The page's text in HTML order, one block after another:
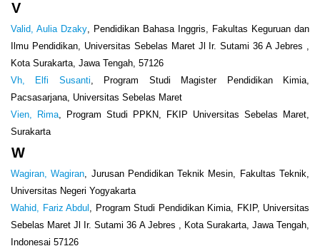
V
Valid, Aulia Dzaky, Pendidikan Bahasa Inggris, Fakultas Keguruan dan
Ilmu Pendidikan, Universitas Sebelas Maret Jl Ir. Sutami 36 A Jebres ,
Kota Surakarta, Jawa Tengah, 57126
Vh, Elfi Susanti, Program Studi Magister Pendidikan Kimia,
Pacsasarjana, Universitas Sebelas Maret
Vien, Rima, Program Studi PPKN, FKIP Universitas Sebelas Maret,
Surakarta
W
Wagiran, Wagiran, Jurusan Pendidikan Teknik Mesin, Fakultas Teknik,
Universitas Negeri Yogyakarta
Wahid, Fariz Abdul , Program Studi Pendidikan Kimia, FKIP, Universitas
Sebelas Maret Jl Ir. Sutami 36 A Jebres , Kota Surakarta, Jawa Tengah,
Indonesai 57126